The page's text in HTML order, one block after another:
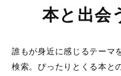
本と出会
誰もが身近に感じるテーマ
検索。 ぴったりとくる本と